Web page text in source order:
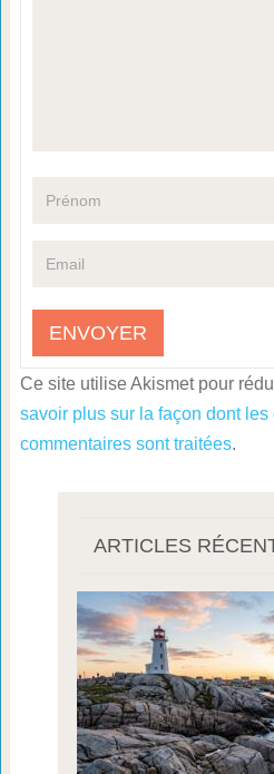
Ce site utilise Akismet pour
savoir plus sur la façon dont
commentaires sont traitées.
ARTICLES